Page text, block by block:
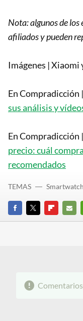
Nota: algunos de los
afiliados y pueden
Imágenes |
En Compradicción |
sus análisis y
En Compradicción |
precio: cuál
recomendados
FACEBOOK
TWITTERFLIPBOARD
E-
TEMAS